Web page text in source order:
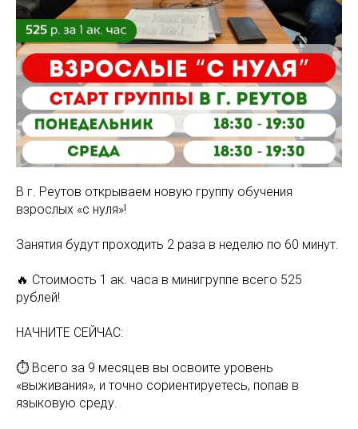
В г. Реутов открываем новую группу обучения
взрослых «с нуля»!
Занятия будут проходить 2 раза в неделю по 60 минут.
🔥 Стоимость 1 ак. часа в минигруппе всего 525
рублей!
НАЧНИТЕ СЕЙЧАС:
⏱ Всего за 9 месяцев вы освоите уровень
«выживания», и точно сориентируетесь, попав в
языковую среду.